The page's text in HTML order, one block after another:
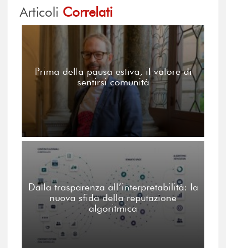
Articoli Correlati
Prima della pausa estiva, il valore di
sentirsi comunità
Dalla trasparenza all’interpretabilità: la
nuova sfida della reputazione
algoritmica